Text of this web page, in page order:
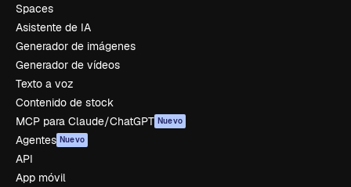
Spaces
Asistente de IA
Generador de imágenes
Generador de vídeos
Texto a voz
Contenido de stock
MCP para Claude/ChatGPT Nuevo
Agentes Nuevo
API
App móvil